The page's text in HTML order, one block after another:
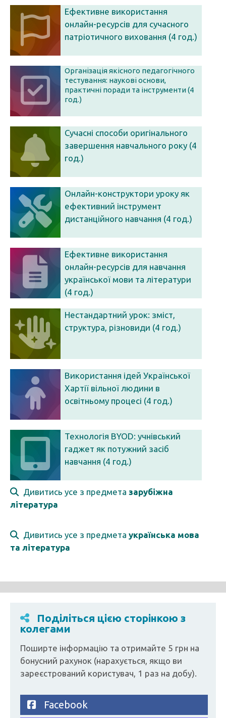
Ефективне використання
онлайн-ресурсів для сучасного
патріотичного виховання (4 год.)
Організація якісного педагогічного
тестування: наукові основи,
практичні поради та інструменти (4
год.)
Сучасні способи оригінального
завершення навчального року (4
год.)
Онлайн-конструктори уроку як
ефективний інструмент
дистанційного навчання (4 год.)
Ефективне використання
онлайн-ресурсів для навчання
української мови та літератури
(4 год.)
Нестандартний урок: зміст,
структура, різновиди (4 год.)
Використання ідей Української
Хартії вільної людини в
освітньому процесі (4 год.)
Технологія BYOD: учнівський
гаджет як потужний засіб
навчання (4 год.)
Дивитись усе з предмета зарубіжна
література
Дивитись усе з предмета українська мова
та література
Поділіться цією сторінкою з
колегами
Поширте інформацію та отримайте 5 грн на
бонусний рахунок (нарахується, якщо ви
зареєстрований користувач, 1 раз на добу).
Facebook